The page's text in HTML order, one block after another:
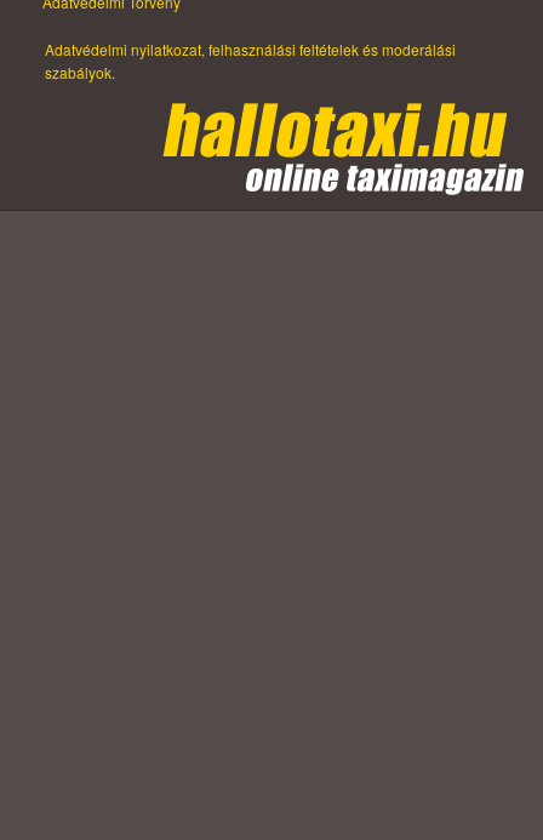
Adatvédelmi nyilatkozat, felhasználási feltételek és moderálási
szabályok.